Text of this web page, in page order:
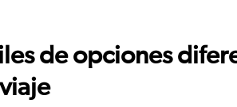
de opciones